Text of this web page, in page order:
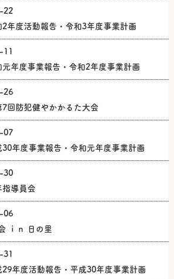
22
年度活動報告・令和3年度事業計画
11
年度事業報告・令和2年度事業計画
26
回防犯健やかかるた大会
07
年度事業報告・令和元年度事業計画
30
指導員会
06
ｉｎ 日の里
31
年度活動報告・平成30年度事業計画